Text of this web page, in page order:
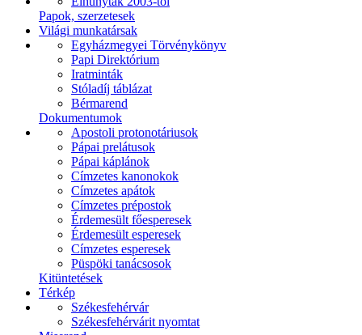
Papok, szerzetesek
Világi munkatársak
Egyházmegyei Törvénykönyv
Papi Direktórium
Iratminták
Stóladíj táblázat
Bérmarend
Dokumentumok
Apostoli protonotáriusok
Pápai prelátusok
Pápai káplánok
Címzetes kanonokok
Címzetes apátok
Címzetes prépostok
Érdemesült főesperesek
Érdemesült esperesek
Címzetes esperesek
Püspöki tanácsosok
Kitüntetések
Térkép
Székesfehérvár
Székesfehérvárit nyomtat